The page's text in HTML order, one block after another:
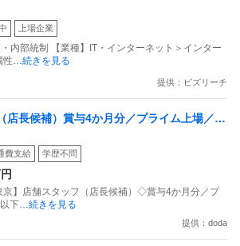
ンス支援部 業務統制支援課：ショップコン
（SBCSD）
上場企業
・内部統制 【業種】IT・インターネット＞インター
性 …続きを見る
提供：ビズリーチ
店長候補）賞与4か月分／プライム上場／残
プン多数
費支給 学歴不問
京】店舗スタッフ（店長候補）◇賞与4か月分／プ
下 …続きを見る
提供：doda